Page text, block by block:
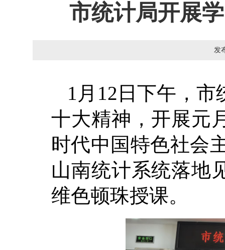
市统计局开展
发
1月12日下午 ，市
十大精神 ，开展元
时代中国特色社会
山南统计系统落地
维色顿珠授课。